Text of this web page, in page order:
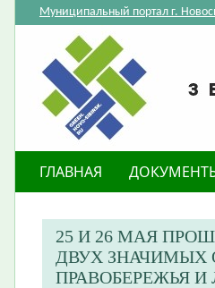
Муниципальный портал г.
ГЛАВНАЯ
25 И 26 МАЯ
ДВУХ ЗНАЧИМЫХ
ПРАВОБЕРЕЖЬЯ